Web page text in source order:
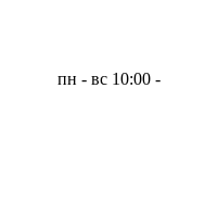
пн - вс 10:00 -